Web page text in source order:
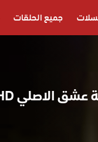
جميع الحلقات